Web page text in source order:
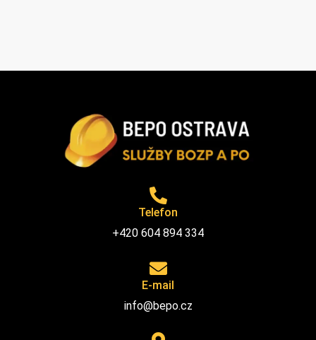
Telefon
+420 604 894 334
E-mail
info@bepo.cz